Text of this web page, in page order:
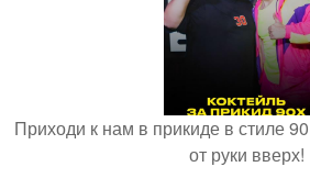
Приходи к нам в прикиде в стиле
от руки вверх!